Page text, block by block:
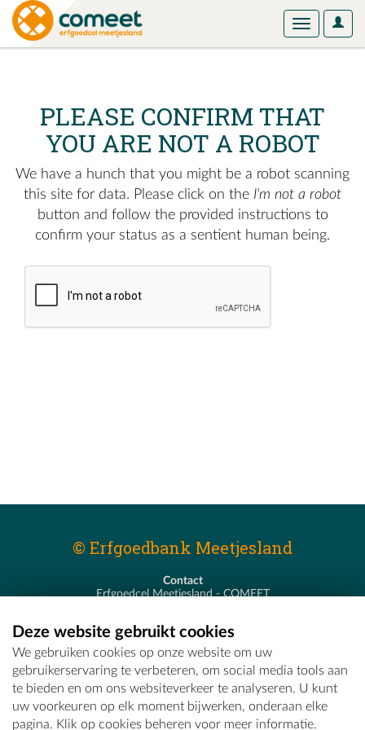
User
Toggle
PLEASE CONFIRM THAT
YOU ARE NOT A ROBOT
We have a hunch that you might be a robot scanning
this site for data. Please click on the I'm not a robot
button and follow the provided instructions to
confirm your status as a sentient human being.
© Erfgoedbank Meetjesland
Contact
Erfgoedcel Meetjesland - COMEET
T - 09 373 75 96
E -erfgoedcel@comeet.be
Deze website gebruikt cookies
We gebruiken cookies op onze website om uw
gebruikerservaring te verbeteren, om social media tools aan
te bieden en om ons websiteverkeer te analyseren. U kunt
uw voorkeuren op elk moment bijwerken, onderaan elke
pagina. Klik op cookies beheren voor meer informatie.